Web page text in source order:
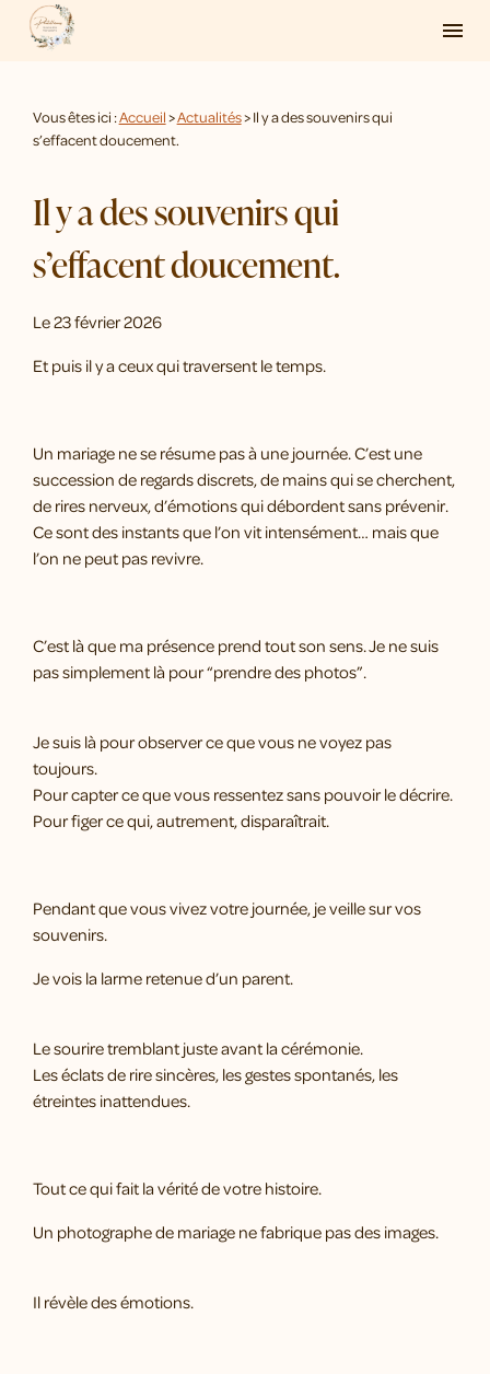
menu
Vous êtes ici :Accueil>Actualités> Il y a des souvenirs qui
s’effacent doucement.
Il y a des souvenirs qui
s’effacent doucement.
Le23 février 2026
Et puis il y a ceux qui traversent le temps.
Un mariage ne se résume pas à une journée. C’est une
succession de regards discrets, de mains qui se cherchent,
de rires nerveux, d’émotions qui débordent sans prévenir.
Ce sont des instants que l’on vit intensément… mais que
l’on ne peut pas revivre.
C’est là que ma présence prend tout son sens. Je ne suis
pas simplement là pour “prendre des photos”.
Je suis là pour observer ce que vous ne voyez pas
toujours.
Pour capter ce que vous ressentez sans pouvoir le décrire.
Pour figer ce qui, autrement, disparaîtrait.
Pendant que vous vivez votre journée, je veille sur vos
souvenirs.
Je vois la larme retenue d’un parent.
Le sourire tremblant juste avant la cérémonie.
Les éclats de rire sincères, les gestes spontanés, les
étreintes inattendues.
Tout ce qui fait la vérité de votre histoire.
Un photographe de mariage ne fabrique pas des images.
Il révèle des émotions.
Panneau de gestion des cookies